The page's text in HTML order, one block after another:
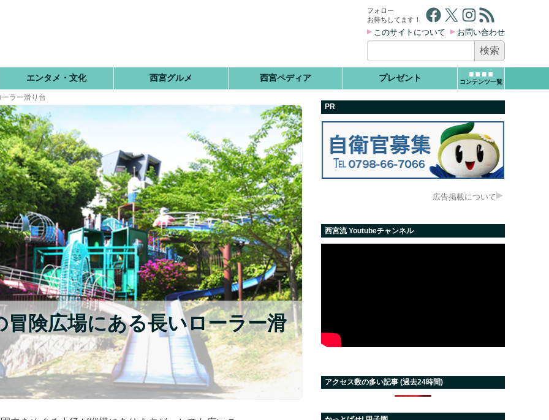
エンタメ・文化 西宮グルメ 西宮ペディア プレゼント コンテンツ一覧
フォロー
お待ちしてます！
Facebook X Instagram RSS フィード
このサイトについて お問い合わせ
索:
ラー滑り台
冒険広場にある長いローラー滑
PR
広告掲載について
西宮流 Youtubeチャンネル
アクセス数の多い記事 (過去24時間)